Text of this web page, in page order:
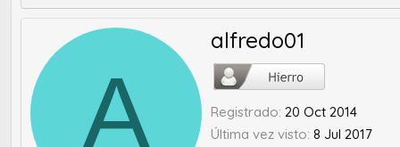
A
alfredo01
Registrado 20 Oct 2014
Última vez visto 8 Jul 2017